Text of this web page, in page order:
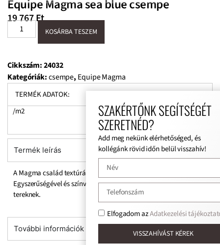
Equipe Magma sea blue csempe
19 767Ft
KOSÁRBA TESZEM
Cikkszám:24032
Kategóriák:csempe, Equipe Magma
TERMÉK ADATOK:
/m2
Termék leírás
A Magma család textúrát és színt nyújt a tereknek.
Egyszerűségével és színvilágával tökéletes kiegészítője a
tereknek.
További információk
SZAKÉRTŐNK SEGÍTSÉGÉT
SZERETNÉD?
Add meg nekünk elérhetőséged, és
kollégánk rövid időn belül visszahív!
Elfogadom azAdatkezelési
VISSZAHÍVÁST KÉREK